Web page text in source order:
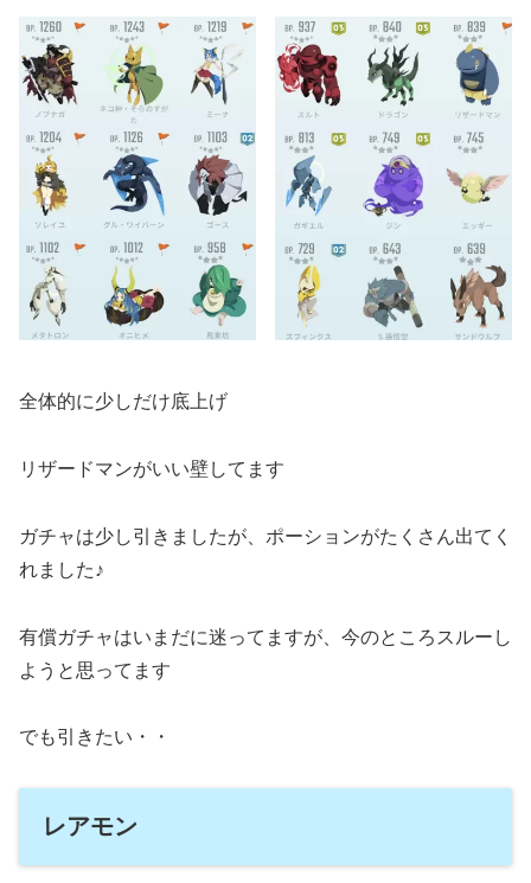
全体的に少しだけ底上げ
リザードマンがいい壁してます
ガチャは少し引きましたが、ポーションがたくさん出てく
れました♪
有償ガチャはいまだに迷ってますが、今のところスルーし
ようと思ってます
でも引きたい・・
レアモン